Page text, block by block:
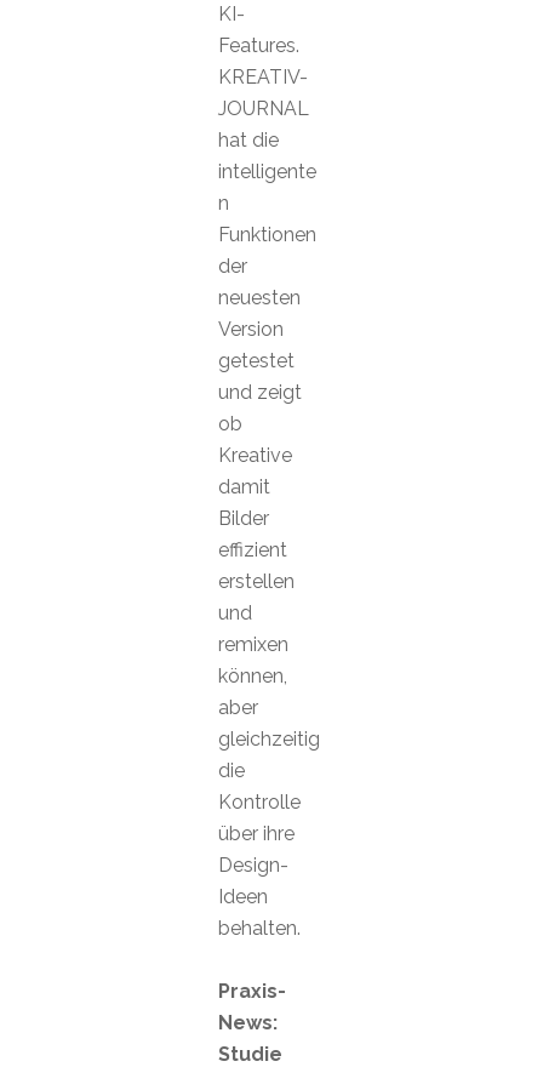
KI-
Features.
KREATIV-
JOURNAL
hat die
intelligente
n
Funktionen
der
neuesten
Version
getestet
und zeigt
ob
Kreative
damit
Bilder
effizient
erstellen
und
remixen
können,
aber
gleichzeitig
die
Kontrolle
über ihre
Design-
Ideen
behalten.
Praxis-
News:
Studie